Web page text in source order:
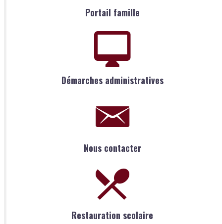
Portail famille
Démarches administratives
Nous contacter
Restauration scolaire